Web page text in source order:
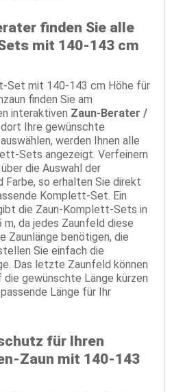
finden Sie alle
mit 140-143 cm
Set mit 140-143 cm Höhe für
finden Sie am
interaktiven Zaun-Berater /
dort Ihre gewünschte
werden Ihnen alle
Sets angezeigt. Verfeinern
die Auswahl der
Farbe, so erhalten Sie direkt
Komplett-Set. Ein
die Zaun-Komplett-Sets in
m, da jedes Zaunfeld diese
Zaunlänge benötigen, die
Sie einfach die
Das letzte Zaunfeld können
gewünschte Länge kürzen
Länge für Ihr
für Ihren
Zaun mit 140-143